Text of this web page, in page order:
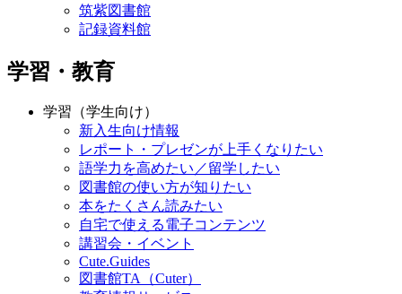
筑紫図書館
記録資料館
学習・教育
学習（学生向け）
新入生向け情報
レポート・プレゼンが上手くなりたい
語学力を高めたい／留学したい
図書館の使い方が知りたい
本をたくさん読みたい
自宅で使える電子コンテンツ
講習会・イベント
Cute.Guides
図書館TA（Cuter）